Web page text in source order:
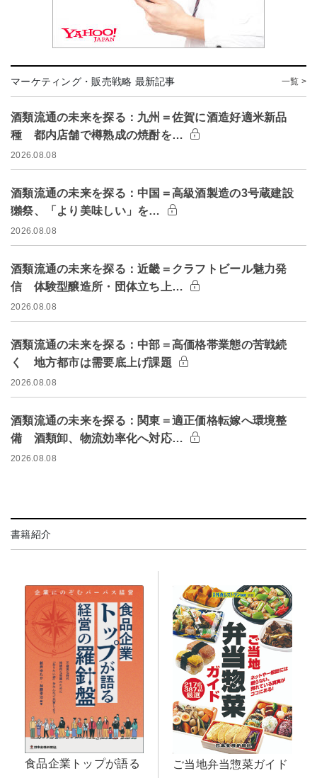
マーケティング・販売戦略 最新記事 一覧 >
酒類流通の未来を探る：九州＝佐賀に酒造好適米新品
種 都内店舗で樽熟成の焼酎を…
2026.08.08
酒類流通の未来を探る：中国＝高級酒製造の3号蔵建設
獺祭、「より美味しい」を…
2026.08.08
酒類流通の未来を探る：近畿＝クラフトビール魅力発
信 体験型醸造所・団体立ち上…
2026.08.08
酒類流通の未来を探る：中部＝高価格帯業態の苦戦続
く 地方都市は需要底上げ課題
2026.08.08
酒類流通の未来を探る：関東＝適正価格転嫁へ環境整
備 酒類卸、物流効率化へ対応…
2026.08.08
書籍紹介
食品企業トップが語る
ご当地弁当惣菜ガイド